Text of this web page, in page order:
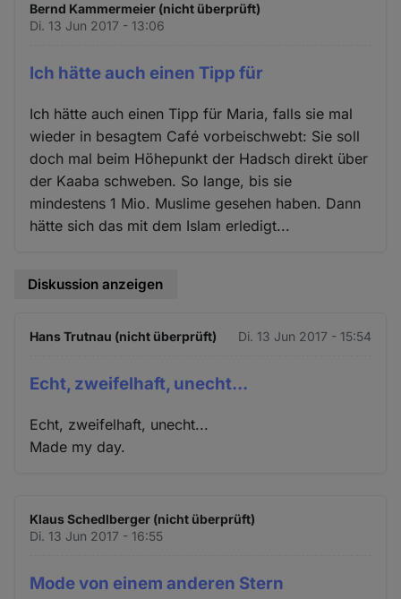
Bernd Kammermeier (nicht überprüft)
Di. 13 Jun 2017 - 13:06
Ich hätte auch einen Tipp für
Ich hätte auch einen Tipp für Maria, falls sie mal
wieder in besagtem Café vorbeischwebt: Sie soll
doch mal beim Höhepunkt der Hadsch direkt über
der Kaaba schweben. So lange, bis sie
mindestens 1 Mio. Muslime gesehen haben. Dann
hätte sich das mit dem Islam erledigt...
Diskussion anzeigen
Hans Trutnau (nicht überprüft) Di. 13 Jun 2017 - 15:54
Echt, zweifelhaft, unecht...
Echt, zweifelhaft, unecht...
Made my day.
Klaus Schedlberger (nicht überprüft)
Di. 13 Jun 2017 - 16:55
Mode von einem anderen Stern